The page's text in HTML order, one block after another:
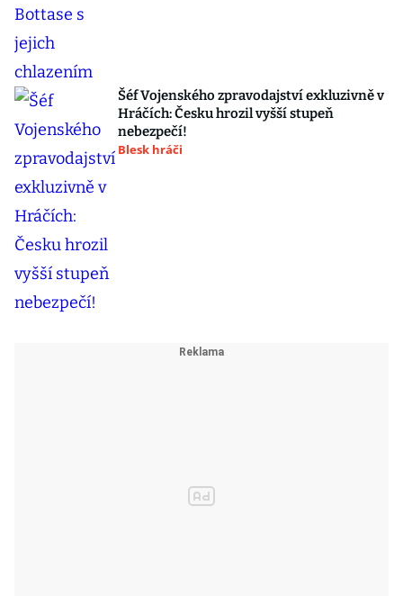
Šéf Vojenského zpravodajství exkluzivně v
Hráčích: Česku hrozil vyšší stupeň
nebezpečí!
Blesk hráči